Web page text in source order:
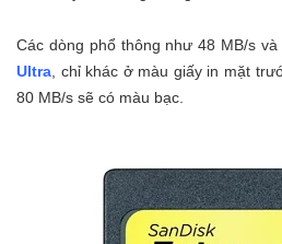
Các dòng phổ thông như 48 MB/s
Ultra , chỉ khác ở màu giấy in mặt
80 MB/s sẽ có màu bạc.